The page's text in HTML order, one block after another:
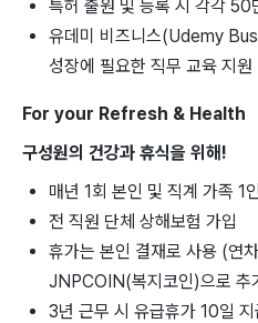
특허 출원 및 등록 시 각각 50
유데미 비즈니스(Udemy
성장에 필요한 직무 교육 지원
For your Refresh & Health
구성원의 건강과 휴식을 위해!
매년 1회 본인 및 직계 가족 1
전 직원 단체 상해보험 가입
휴가는 본인 결재로 사용 (연
JNPCOIN(복지코인)으로 추
3년 근무 시 유급휴가 10일 지